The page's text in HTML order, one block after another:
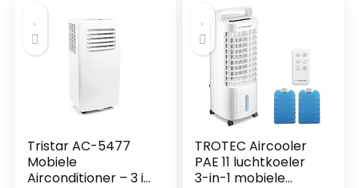
Tristar AC-5477
Mobiele
Airconditioner – 3 in
TROTEC Aircooler
PAE 11 luchtkoeler
3-in-1 mobiele